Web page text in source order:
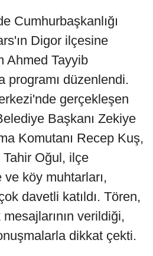
Cumhurbaşkanlığı
Digor ilçesine
Ahmed Tayyib
programı düzenlendi.
gerçekleşen
Başkanı Zekiye
Komutanı Recep Kuş,
Oğul, ilçe
köy muhtarları,
davetli katıldı. Tören,
verildiği,
dikkat çekti.